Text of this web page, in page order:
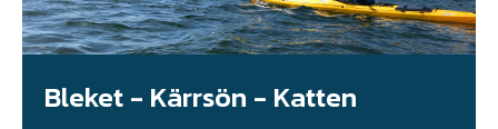
Bleket - Kärrsön - Katten